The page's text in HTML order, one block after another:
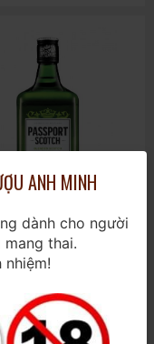
Scotch 1L
1000ml / 40%
390.000₫
ANH MINH
dành cho người
thai.